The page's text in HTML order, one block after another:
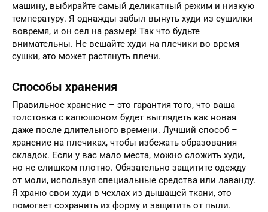
машину, выбирайте самый деликатный режим и низкую
температуру. Я однажды забыл вынуть худи из сушилки
вовремя, и он сел на размер! Так что будьте
внимательны. Не вешайте худи на плечики во время
сушки, это может растянуть плечи.
Способы хранения
Правильное хранение – это гарантия того, что ваша
толстовка с капюшоном будет выглядеть как новая
даже после длительного времени. Лучший способ –
хранение на плечиках, чтобы избежать образования
складок. Если у вас мало места, можно сложить худи,
но не слишком плотно. Обязательно защитите одежду
от моли, используя специальные средства или лаванду.
Я храню свои худи в чехлах из дышащей ткани, это
помогает сохранить их форму и защитить от пыли.